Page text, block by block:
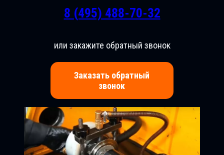
8 (495) 488-70-32
или закажите обратный звонок
Заказать обратный
звонок